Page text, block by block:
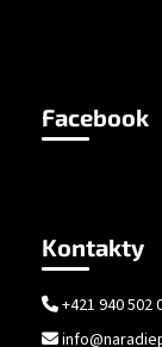
Facebook
Kontakty
+421 940 502